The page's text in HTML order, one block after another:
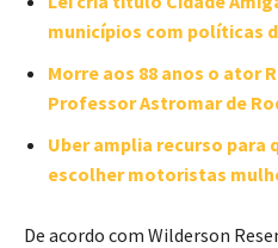
municípios com políticas
Morre aos 88 anos o ator
Professor Astromar de
Uber amplia recurso para
escolher motoristas
De acordo com Wilderson